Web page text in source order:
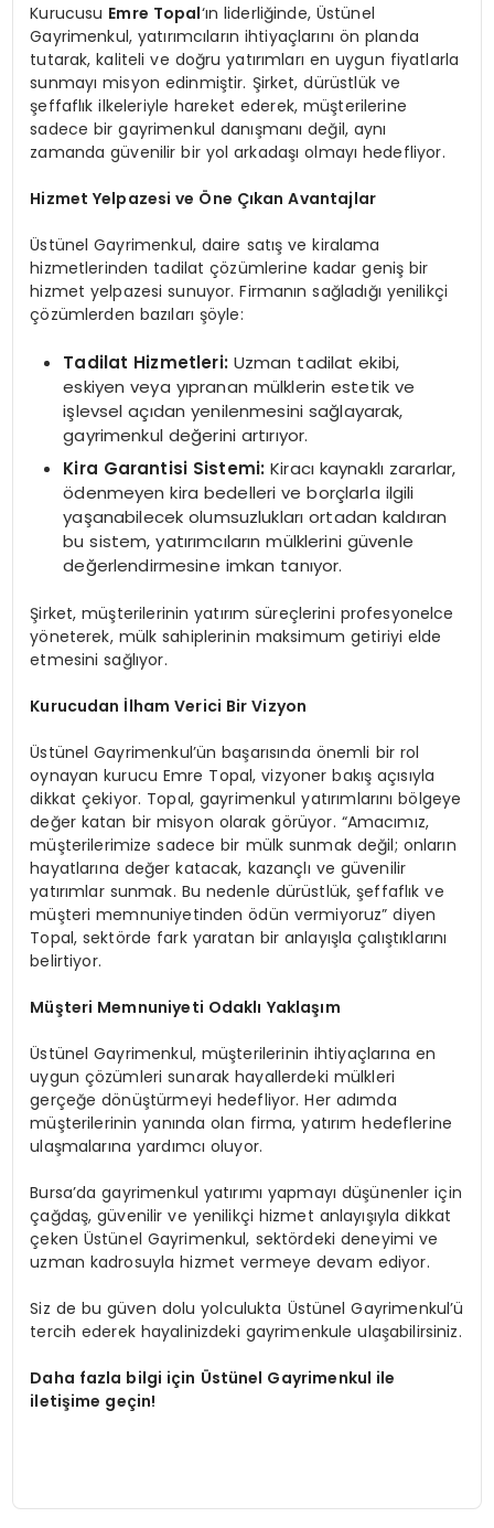
Kurucusu Emre Topal‘ın liderliğinde, Üstünel
Gayrimenkul, yatırımcıların ihtiyaçlarını ön planda
tutarak, kaliteli ve doğru yatırımları en uygun fiyatlarla
sunmayı misyon edinmiştir. Şirket, dürüstlük ve
şeffaflık ilkeleriyle hareket ederek, müşterilerine
sadece bir gayrimenkul danışmanı değil, aynı
zamanda güvenilir bir yol arkadaşı olmayı hedefliyor.
Hizmet Yelpazesi ve Öne Çıkan Avantajlar
Üstünel Gayrimenkul, daire satış ve kiralama
hizmetlerinden tadilat çözümlerine kadar geniş bir
hizmet yelpazesi sunuyor. Firmanın sağladığı yenilikçi
çözümlerden bazıları şöyle:
Tadilat Hizmetleri: Uzman tadilat ekibi,
eskiyen veya yıpranan mülklerin estetik ve
işlevsel açıdan yenilenmesini sağlayarak,
gayrimenkul değerini artırıyor.
Kira Garantisi Sistemi: Kiracı kaynaklı zararlar,
ödenmeyen kira bedelleri ve borçlarla ilgili
yaşanabilecek olumsuzlukları ortadan kaldıran
bu sistem, yatırımcıların mülklerini güvenle
değerlendirmesine imkan tanıyor.
Şirket, müşterilerinin yatırım süreçlerini profesyonelce
yöneterek, mülk sahiplerinin maksimum getiriyi elde
etmesini sağlıyor.
Kurucudan İlham Verici Bir Vizyon
Üstünel Gayrimenkul’ün başarısında önemli bir rol
oynayan kurucu Emre Topal, vizyoner bakış açısıyla
dikkat çekiyor. Topal, gayrimenkul yatırımlarını bölgeye
değer katan bir misyon olarak görüyor. “Amacımız,
müşterilerimize sadece bir mülk sunmak değil; onların
hayatlarına değer katacak, kazançlı ve güvenilir
yatırımlar sunmak. Bu nedenle dürüstlük, şeffaflık ve
müşteri memnuniyetinden ödün vermiyoruz” diyen
Topal, sektörde fark yaratan bir anlayışla çalıştıklarını
belirtiyor.
Müşteri Memnuniyeti Odaklı Yaklaşım
Üstünel Gayrimenkul, müşterilerinin ihtiyaçlarına en
uygun çözümleri sunarak hayallerdeki mülkleri
gerçeğe dönüştürmeyi hedefliyor. Her adımda
müşterilerinin yanında olan firma, yatırım hedeflerine
ulaşmalarına yardımcı oluyor.
Bursa’da gayrimenkul yatırımı yapmayı düşünenler için
çağdaş, güvenilir ve yenilikçi hizmet anlayışıyla dikkat
çeken Üstünel Gayrimenkul, sektördeki deneyimi ve
uzman kadrosuyla hizmet vermeye devam ediyor.
Siz de bu güven dolu yolculukta Üstünel Gayrimenkul’ü
tercih ederek hayalinizdeki gayrimenkule ulaşabilirsiniz.
Daha fazla bilgi için Üstünel Gayrimenkul ile
iletişime geçin!